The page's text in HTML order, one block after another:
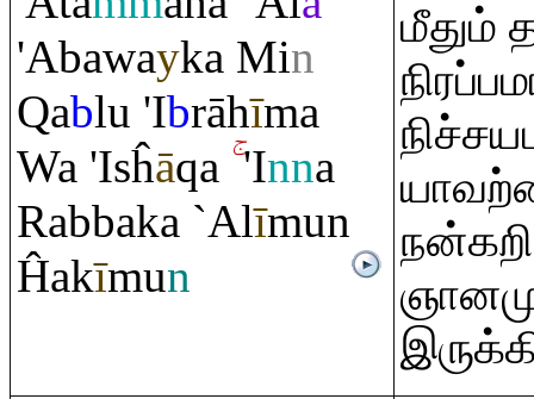
'Abawayka Min
Qablu 'Ibrāhīma
Wa 'Isĥāqa 'Inna
Rabbaka `Alīmun
Ĥakīmun